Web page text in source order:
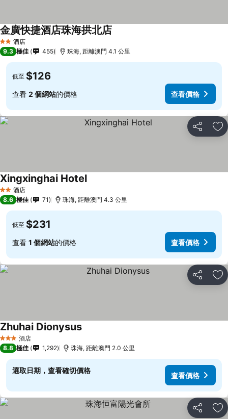
2 星級酒店
金廣快捷酒店珠海拱北店
9.3 極佳 455 珠海, 距離澳門 4.1 公里
低至 $126
查看 2 個網站的價格 查看價格
分享 放
2 星級酒店
Xingxinghai Hotel查看價格
8.6 極佳 71 珠海, 距離澳門 4.3 公里
低至 $231
查看 1 個網站的價格 查看價格
分享 放
3 星級 酒店
Zhuhai Dionysus查看價格
8.8 極佳 1,292 珠海, 距離澳門 2.0 公里
選取日期，查看確切價格
查看價格
分享 放